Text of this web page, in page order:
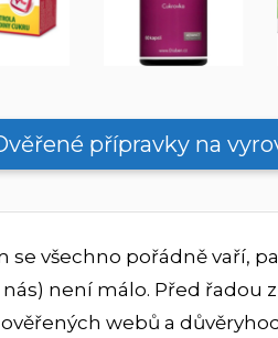
přípravky na
se všechno pořádně vaří,
není málo. Před řadou
webů a